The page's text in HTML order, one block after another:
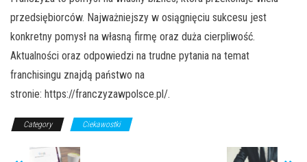
przedsiębiorców. Najważniejszy w osiągnięciu sukcesu jest
konkretny pomysł na własną firmę oraz duża cierpliwość.
Aktualności oraz odpowiedzi na trudne pytania na temat
franchisingu znajdą państwo na
stronie: https://franczyzawpolsce.pl/.
Category Ciekawostki